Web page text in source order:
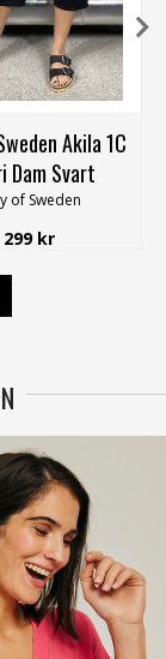
M L XL 4XL
Akila 1C
Dam Svart
of Sweden
299 kr